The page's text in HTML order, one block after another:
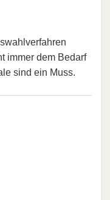
immer dem Bedarf
sind ein Muss.